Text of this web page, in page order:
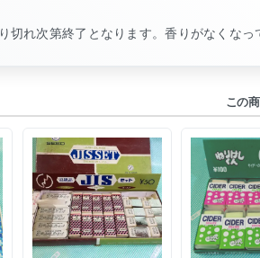
切れ次第終了となります。香りがなくな
この